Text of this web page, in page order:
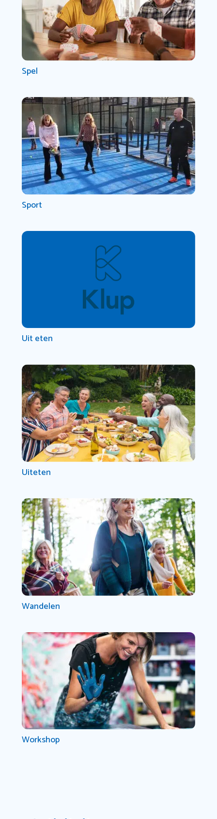
Spel
Sport
Uit eten
Uiteten
Wandelen
Workshop